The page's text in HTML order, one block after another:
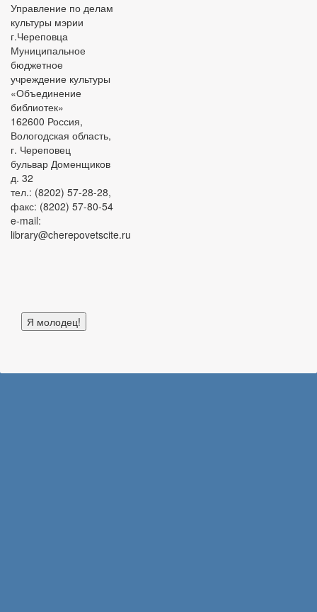
Управление по делам
культуры мэрии
г.Череповца
Муниципальное
бюджетное
учреждение культуры
«Объединение
библиотек»
162600 Россия,
Вологодская область,
г. Череповец
бульвар Доменщиков
д. 32
тел.: (8202) 57-28-28,
факс: (8202) 57-80-54
e-mail:
library@cherepovetscite.ru